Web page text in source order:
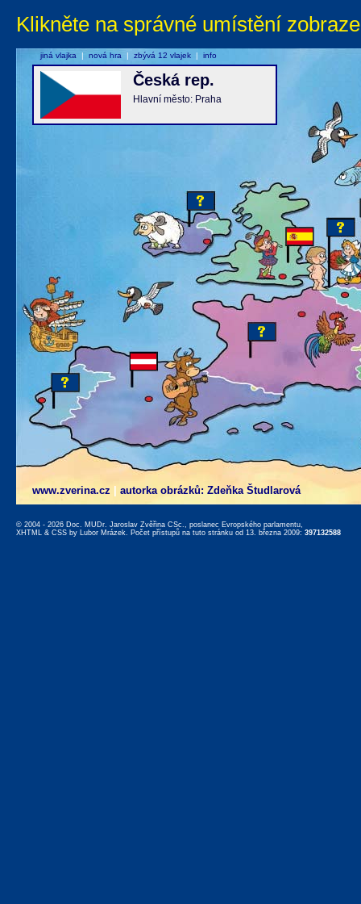
Klikněte na správné umístění
www.zverina.cz autorka obrázků: Zdeňka Študlarová
Česká rep.
Hlavní město: Praha
jiná vlajka | nová hra | zbývá 12 vlajek | info
© 2004 - 2026 Doc. MUDr. Jaroslav Zvěřina CSc., poslanec Evropského parlamentu,
XHTML & CSS by Lubor Mrázek. Počet přístupů na tuto stránku od 13. března 2009: 397132588